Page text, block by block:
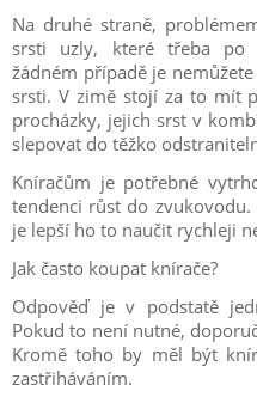
Na druhé straně,
srsti uzly, které třeba po
žádném případě je
srsti. V zimě stojí za to mít
procházky, jejich srst v
slepovat do těžko
Kníračům je potřebné
tendenci růst do
je lepší ho to naučit rychleji
Jak často koupat knírače?
Odpověď je v podstatě
Pokud to není nutné,
Kromě toho by měl být
zastřiháváním.